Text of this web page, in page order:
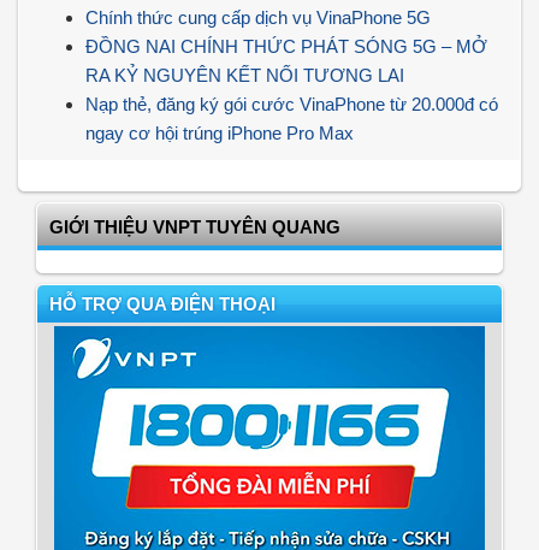
Chính thức cung cấp dịch vụ VinaPhone 5G
ĐỒNG NAI CHÍNH THỨC PHÁT SÓNG 5G – MỞ
RA KỶ NGUYÊN KẾT NỐI TƯƠNG LAI
Nạp thẻ, đăng ký gói cước VinaPhone từ 20.000đ có
ngay cơ hội trúng iPhone Pro Max
GIỚI THIỆU VNPT TUYÊN QUANG
HỖ TRỢ QUA ĐIỆN THOẠI